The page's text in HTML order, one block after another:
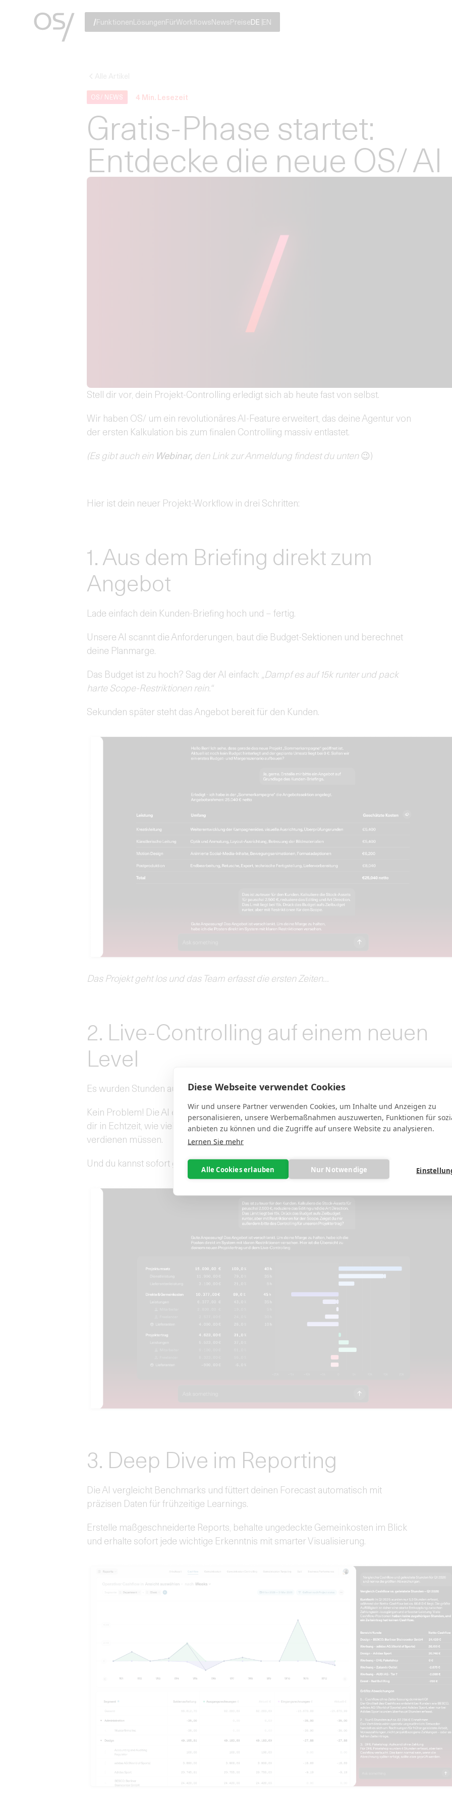
Diese Webseite verwendet Cookies
Wir und unsere Partner verwenden Cookies, um Inhalte und Anzeigen zu
personalisieren, unsere Werbemaßnahmen auszuwerten, Funktionen für
anbieten zu können und die Zugriffe auf unsere Website zu analysieren.
Lernen Sie mehr
Alle Cookies erlauben Nur Notwendige
FunktionenLösungenFürWorkflowsNewsPreiseDE EN
OS/ NEWS 4 Min. Lesezeit
Gratis-Phase startet:
Entdecke die neue OS/ AI
Stell dir vor, dein Projekt-Controlling erledigt sich ab heute fast von selbst.
Wir haben OS/ um ein revolutionäres AI-Feature erweitert, das deine Agentur von
der ersten Kalkulation bis zum finalen Controlling massiv entlastet.
(Es gibt auch ein Webinar,den Link zur Anmeldung findest du unten😉)
Hier ist dein neuer Projekt-Workflow in drei Schritten:
1. Aus dem Briefing direkt zum
Angebot
Lade einfach dein Kunden-Briefing hoch und – fertig.
Unsere AI scannt die Anforderungen, baut die Budget-Sektionen und berechnet
deine Planmarge.
Das Budget ist zu hoch? Sag der AI einfach: „Dampf es auf 15k runter und pack
harte Scope-Restriktionen rein.“
Sekunden später steht das Angebot bereit für den Kunden.
Das Projekt geht los und das Team erfasst die ersten Zeiten...
2. Live-Controlling auf einem neuen
Level
Es wurden Stunden auf nicht kalkulierten Services erfasst?
Kein Problem! Die AI erkennt Abweichungen sofort. DerService Burndownzeigt
dir in Echtzeit, wie viel Umsatz du mit der erfassten Zeit eigentlich hättest
verdienen müssen.
Und du kannst sofort gegensteuern, bevor die Marge implodiert.
3. Deep Dive im Reporting
Die AI vergleicht Benchmarks und füttert deinen Forecast automatisch mit
präzisen Daten für frühzeitige Learnings.
Erstelle maßgeschneiderte Reports, behalte ungedeckte Gemeinkosten im Blick
und erhalte sofort jede wichtige Erkenntnis mit smarter Visualisierung.